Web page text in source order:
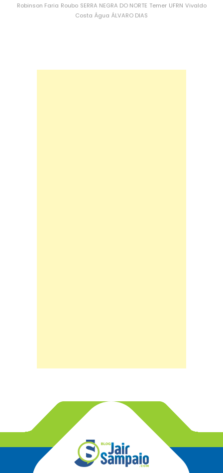
Robinson Faria Roubo SERRA NEGRA DO NORTE Temer UFRN Vivaldo
Costa Água ÁLVARO DIAS